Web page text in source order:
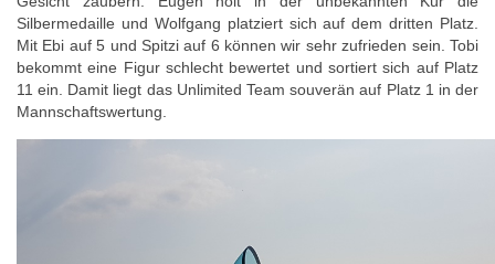
Silbermedaille und Wolfgang platziert sich auf dem dritten Platz.
Mit Ebi auf 5 und Spitzi auf 6 können wir sehr zufrieden sein. Tobi
bekommt eine Figur schlecht bewertet und sortiert sich auf Platz
11 ein. Damit liegt das Unlimited Team souverän auf Platz 1 in der
Mannschaftswertung.